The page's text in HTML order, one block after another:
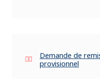
Demande de
provisionnel